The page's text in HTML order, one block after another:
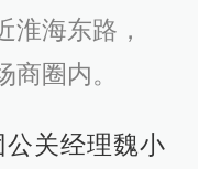
淮海东路，
圈内。
关经理魏小